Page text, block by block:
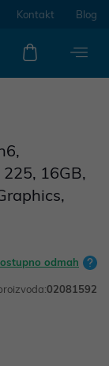
Kontakt Blog
16GB,
odmah
02081592